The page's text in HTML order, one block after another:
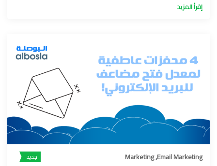
إقرأ المزيد
Email Marketing
,
Marketing جديد